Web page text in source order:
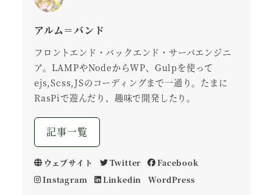
アルム＝バンド
フロントエンド・バックエンド・サーバエンジニ
ア。LAMPやNodeからWP、Gulpを使って
ejs,Scss,JSのコーディングまで一通り。たまに
RasPiで遊んだり、趣味で開発したり。
記事一覧
ウェブサイト Twitter
Facebook
Instagram
Linkedin WordPress